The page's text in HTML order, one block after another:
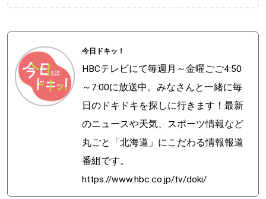
今日ドキッ！
HBCテレビにて毎週月～金曜ごご4:50
～7:00に放送中。みなさんと一緒に毎
日のドキドキを探しに行きます！最新
のニュースや天気、スポーツ情報など
丸ごと「北海道」にこだわる情報報道
番組です。
https://www.hbc.co.jp/tv/doki/